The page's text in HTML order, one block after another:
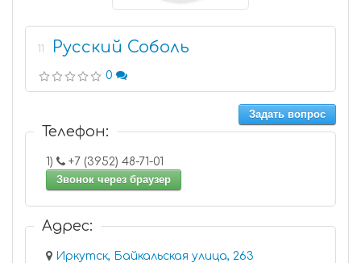
11 Русский Соболь
0
Задать вопрос
Телефон:
1)
+7 (3952) 48-71-01
Звонок через браузер
Адрес:
Иркутск, Байкальская улица, 263